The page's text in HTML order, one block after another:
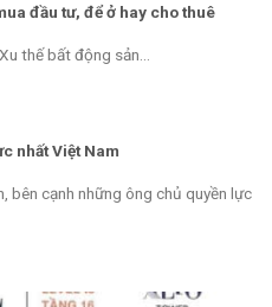
đầu tư, để ở hay cho thuê
thế bất động sản...
nhất Việt Nam
bên cạnh những ông chủ quyền lực